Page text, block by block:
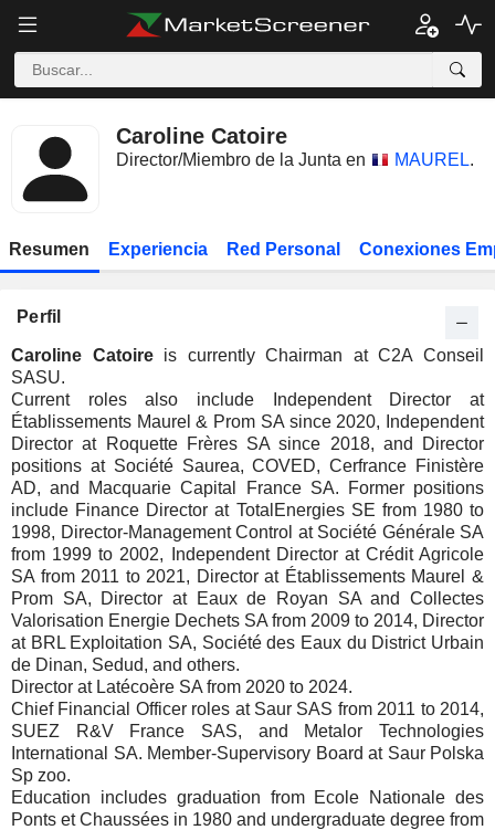
Caroline Catoire
Director/Miembro de la Junta en MAUREL.
Resumen Experiencia Red Personal Conexiones
Perfil
Caroline Catoireis currently Chairman at C2A Conseil
SASU.
Current roles also include Independent Director at
Établissements Maurel & Prom SA since 2020, Independent
Director at Roquette Frères SA since 2018, and Director
positions at Société Saurea, COVED, Cerfrance Finistère
AD, and Macquarie Capital France SA. Former positions
include Finance Director at TotalEnergies SE from 1980 to
1998, Director-Management Control at Société Générale SA
from 1999 to 2002, Independent Director at Crédit Agricole
SA from 2011 to 2021, Director at Établissements Maurel &
Prom SA, Director at Eaux de Royan SA and Collectes
Valorisation Energie Dechets SA from 2009 to 2014, Director
at BRL Exploitation SA, Société des Eaux du District Urbain
de Dinan, Sedud, and others.
Director at Latécoère SA from 2020 to 2024.
Chief Financial Officer roles at Saur SAS from 2011 to 2014,
SUEZ R&V France SAS, and Metalor Technologies
International SA. Member-Supervisory Board at Saur Polska
Sp zoo.
Education includes graduation from Ecole Nationale des
Ponts et Chaussées in 1980 and undergraduate degree from